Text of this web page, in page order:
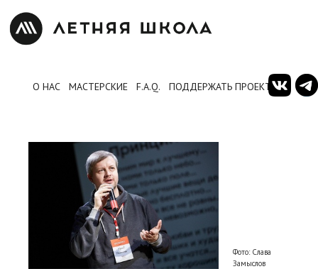
О НАС МАСТЕРСКИЕ F.A.Q. ПОДДЕРЖАТЬ ПРОЕКТ
Фото: Слава
Замыслов